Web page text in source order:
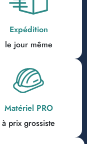
Expédition
le jour même
Matériel PRO
à prix grossiste